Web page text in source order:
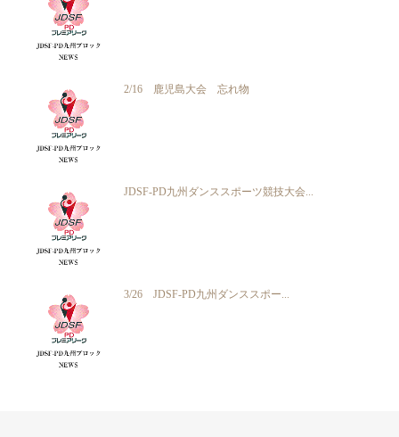
2/16 鹿児島大会 忘れ物
JDSF-PD九州ダンススポーツ競技大会...
3/26 JDSF-PD九州ダンススポー...